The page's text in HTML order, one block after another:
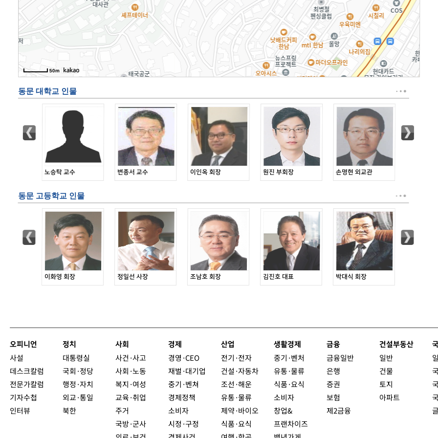
50m
동문 대학교 인물
노승탁 교수 변종서 교수 이인옥 회장 원진 부회장 손명현 외교관
동문 고등학교 인물
이화영 회장 정일선 사장 조남호 회장 김진호 대표 박대식 회장
오피니언
사설
데스크칼럼
전문가칼럼
기자수첩
인터뷰
정치
대통령실
국회·정당
행정·자치
외교·통일
북한
사회
사건·사고
사회·노동
복지·여성
교육·취업
주거
국방·군사
경제
경영·CEO
재벌·대기업
중기·벤쳐
경제정책
소비자
시정·구정
산업
전기·전자
건설·자동차
조선·해운
유통·물류
제약·바이오
식품·요식
생활경제
중기·벤처
유통·물류
식품·요식
소비자
창업&
프랜차이즈
금융
금융일반
은행
증권
보험
제2금융
건설부동산
일반
건물
토지
아파트